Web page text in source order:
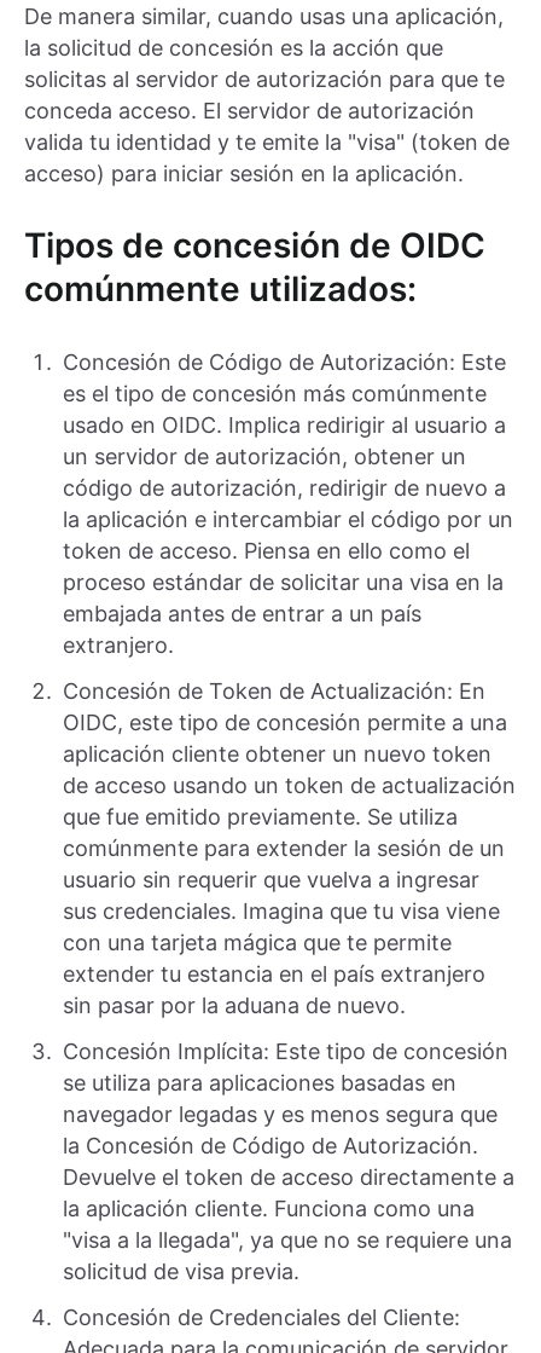
De manera similar, cuando usas una aplicación,
la solicitud de concesión es la acción que
solicitas al servidor de autorización para que te
conceda acceso. El servidor de autorización
valida tu identidad y te emite la "visa" (token de
acceso) para iniciar sesión en la aplicación.
Tipos de concesión de OIDC
comúnmente utilizados:
Concesión de Código de Autorización: Este
es el tipo de concesión más comúnmente
usado en OIDC. Implica redirigir al usuario a
un servidor de autorización, obtener un
código de autorización, redirigir de nuevo a
la aplicación e intercambiar el código por un
token de acceso. Piensa en ello como el
proceso estándar de solicitar una visa en la
embajada antes de entrar a un país
extranjero.
Concesión de Token de Actualización: En
OIDC, este tipo de concesión permite a una
aplicación cliente obtener un nuevo token
de acceso usando un token de actualización
que fue emitido previamente. Se utiliza
comúnmente para extender la sesión de un
usuario sin requerir que vuelva a ingresar
sus credenciales. Imagina que tu visa viene
con una tarjeta mágica que te permite
extender tu estancia en el país extranjero
sin pasar por la aduana de nuevo.
Concesión Implícita: Este tipo de concesión
se utiliza para aplicaciones basadas en
navegador legadas y es menos segura que
la Concesión de Código de Autorización.
Devuelve el token de acceso directamente a
la aplicación cliente. Funciona como una
"visa a la llegada", ya que no se requiere una
solicitud de visa previa.
Concesión de Credenciales del Cliente: